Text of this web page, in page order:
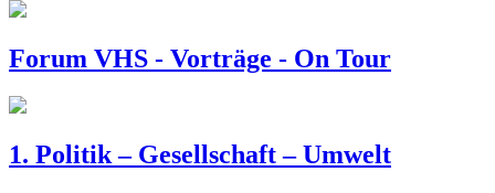
Forum VHS - Vorträge - On Tour
1. Politik – Gesellschaft – Umwelt